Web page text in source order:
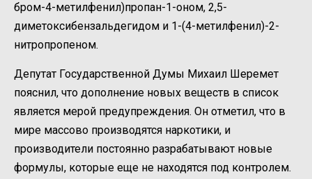
бром-4-метилфенил)пропан-1-оном, 2,5-
диметоксибензальдегидом и 1-(4-метилфенил)-2-
нитропропеном.
Депутат Государственной Думы Михаил Шеремет
пояснил, что дополнение новых веществ в список
является мерой предупреждения. Он отметил, что в
мире массово производятся наркотики, и
производители постоянно разрабатывают новые
формулы, которые еще не находятся под контролем.